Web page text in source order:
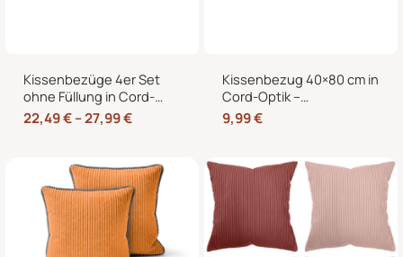
Kissenbezüge 4er Set
ohne Füllung in Cord-
Optik mit Hotelverschluss
– 40×40, 45×45 & 50×50
22,49€–27,99€
Kissenbezug 40×80 cm in
Cord-Optik –
Kopfkissenbezug &
Sofakissenbezug mit
9,99€